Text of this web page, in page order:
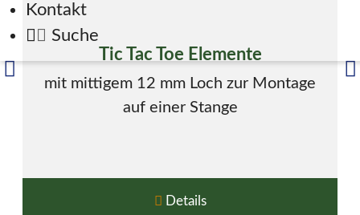
Kontakt
Suche
Tic Tac Toe Elemente
mit mittigem 12 mm Loch zur Montage
auf einer Stange
Details